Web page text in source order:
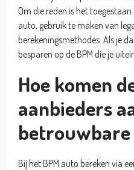
Om die reden is het
auto, gebruik te maken van
berekeningsmethodes. Als je
besparen op de BPM die je
Hoe komen
aanbieders
betrouwbare
Bij het BPM auto bereken via